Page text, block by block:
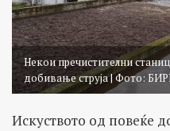
Некои пречистителни
добивање струја | Фото:
Искуството од повеќе